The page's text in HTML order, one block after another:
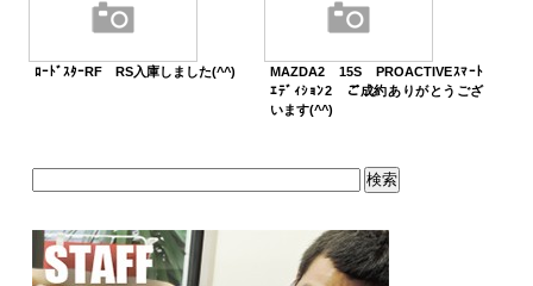
ﾛｰﾄﾞｽﾀｰRF RS入庫しました(^^)
MAZDA2 15S PROACTIVEｽﾏｰﾄ
ｴﾃﾞｨｼｮﾝ2 ご成約ありがとうござ
います(^^)